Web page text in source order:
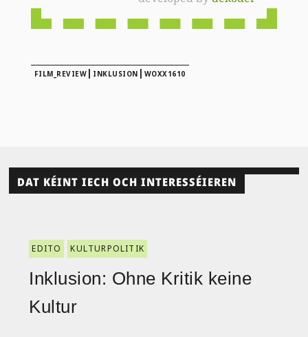
FILM_REVIEW | INKLUSION | WOXX1610
DAT KÉINT IECH OCH INTERESSÉIEREN
EDITO KULTURPOLITIK
Inklusion: Ohne Kritik keine
Kultur